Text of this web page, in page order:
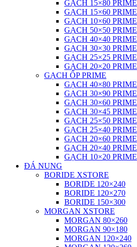
GẠCH 15×80 PRIME
GẠCH 15×60 PRIME
GẠCH 10×60 PRIME
GẠCH 50×50 PRIME
GẠCH 40×40 PRIME
GẠCH 30×30 PRIME
GẠCH 25×25 PRIME
GẠCH 20×20 PRIME
GẠCH ỐP PRIME
GẠCH 40×80 PRIME
GẠCH 30×90 PRIME
GẠCH 30×60 PRIME
GẠCH 30×45 PRIME
GẠCH 25×50 PRIME
GẠCH 25×40 PRIME
GẠCH 20×60 PRIME
GẠCH 20×40 PRIME
GẠCH 10×20 PRIME
ĐÁ NUNG
BORIDE XSTORE
BORIDE 120×240
BORIDE 120×270
BORIDE 150×300
MORGAN XSTORE
MORGAN 80×260
MORGAN 90×180
MORGAN 120×240